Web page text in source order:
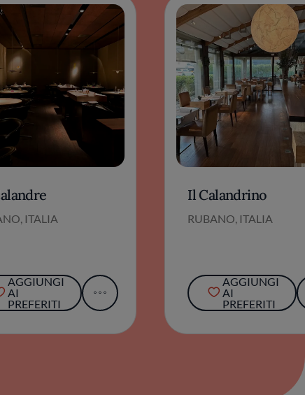
ITALIA
AGGIUNGI
AI
PREFERITI
Il Calandrino
RUBANO, ITALIA
AGGIUNGI
AI
PREFERITI